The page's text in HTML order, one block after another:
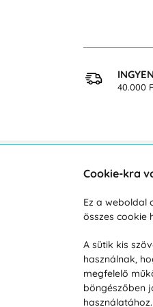
40.000
Hétköznap
Cookie-kra
Ez a weboldal
összes cookie
A sütik kis
használnak,
megfelelő
böngészőben
használatához.